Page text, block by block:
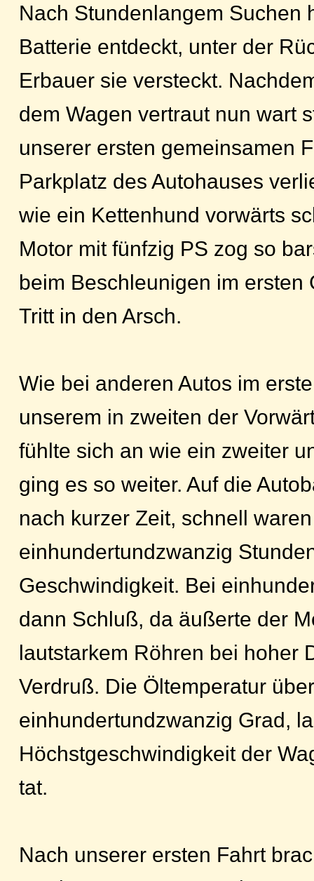
Nach Stundenlangem Suchen
Batterie entdeckt, unter der
Erbauer sie versteckt.
dem Wagen vertraut nun wart
unserer ersten gemeinsamen
Parkplatz des Autohauses
wie ein Kettenhund vorwärts
Motor mit fünfzig PS zog so
beim Beschleunigen im ersten
Tritt in den Arsch.
Wie bei anderen Autos im
unserem in zweiten der
fühlte sich an wie ein zweiter
ging es so weiter. Auf die
nach kurzer Zeit, schnell
einhundertundzwanzig
Geschwindigkeit. Bei
dann Schluß, da äußerte der
lautstarkem Röhren bei hoher
Verdruß. Die Öltemperatur
einhundertundzwanzig Grad,
Höchstgeschwindigkeit der
tat.
Nach unserer ersten Fahrt